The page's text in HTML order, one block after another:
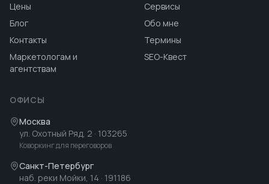
Цены
Сервисы
Блог
Обо мне
Контакты
Термины
Маркетологам и
агентствам
SEO-Квест
ОФИСЫ
Москва
ул. Охотный Ряд, 2 · 103265
Коворкинг для переговоров
Санкт-Петербург
наб. реки Мойки, 14 · 191186